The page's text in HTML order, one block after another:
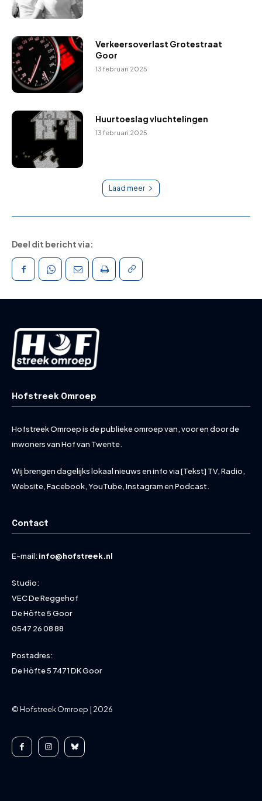
Verkeersoverlast Grotestraat
Goor
13 februari 2025
Huurtoeslag vluchtelingen
13 februari 2025
Laad meer
Deel dit bericht via:
Hofstreek Omroep
Hofstreek Omroep is de publieke omroep van, voor en door de
inwoners van Hof van Twente.
Wij brengen dagelijks lokaal nieuws en info via [Tekst] TV, Radio,
Website, Facebook, YouTube, Instagram en Podcast.
Contact
E-mail: info@hofstreek.nl
Studio:
VEC De Reggehof
De Höfte 5 Goor
0547 26 08 88
Postadres:
De Höfte 5 7471 DK Goor
© Hofstreek Omroep | 2026